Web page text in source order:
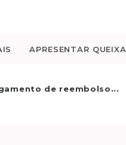
APRESENTAR QUEIXA
de reembolso...